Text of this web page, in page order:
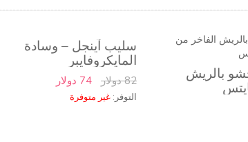
بالريش
سليب آينجل – وسادة
المايكروفايبر
82 دولار 74 دولار
التوفر: غير متوفرة